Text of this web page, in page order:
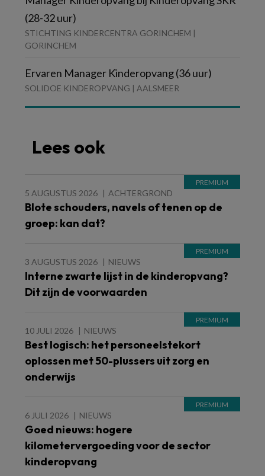
(28-32 uur)
STICHTING KINDERCENTRA GORINCHEM |
GORINCHEM
Ervaren Manager Kinderopvang (36 uur)
SOLIDOE KINDEROPVANG | AALSMEER
Lees ook
5 AUGUSTUS 2026 ACHTERGROND
Blote schouders, navels of tenen op de
groep: kan dat?
3 AUGUSTUS 2026 NIEUWS
Interne zwarte lijst in de kinderopvang?
Dit zijn de voorwaarden
10 JULI 2026 NIEUWS
Best logisch: het personeelstekort
oplossen met 50-plussers uit zorg en
onderwijs
6 JULI 2026 NIEUWS
Goed nieuws: hogere
kilometervergoeding voor de sector
kinderopvang